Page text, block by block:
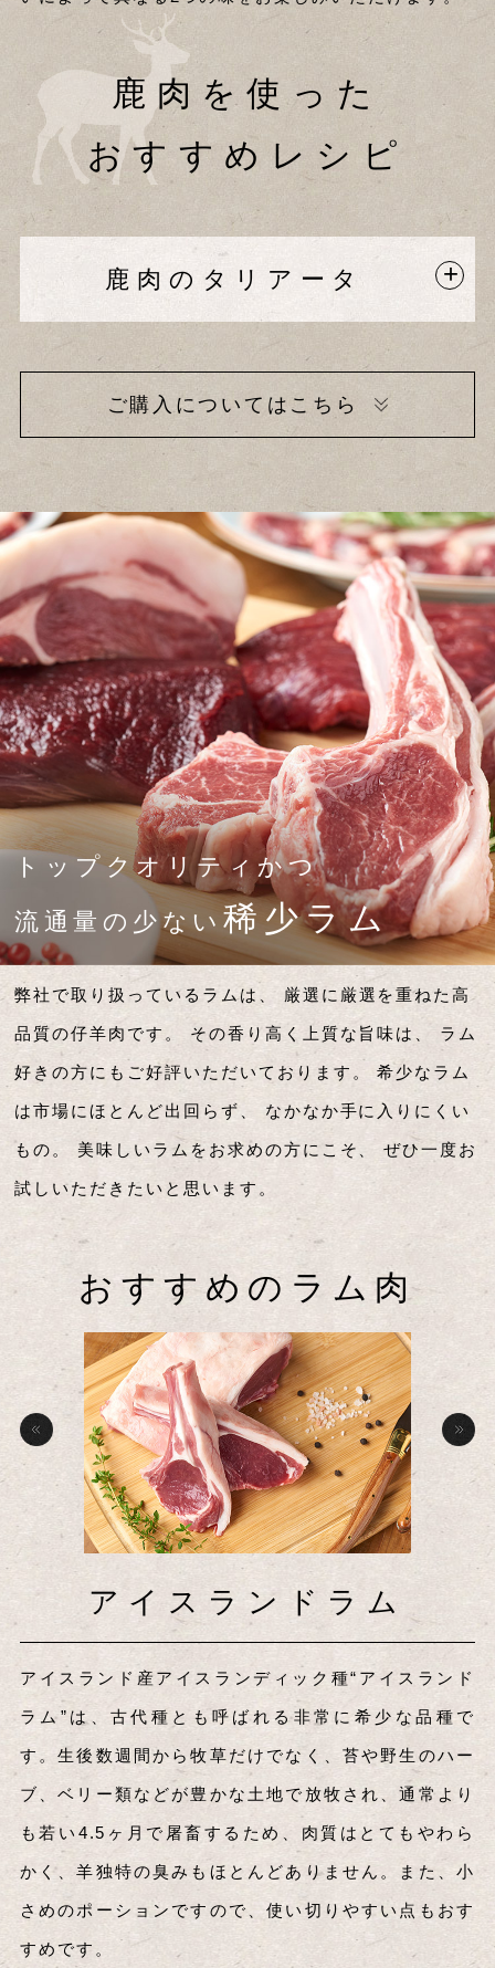
鹿肉を使った
おすすめレシピ
鹿肉のタリアータ
ご購入についてはこちら
トップクオリティかつ
流通量の少ない 稀少ラム
弊社で取り扱っているラムは、 厳選に厳選を重ねた高
品質の仔羊肉です。 その香り高く上質な旨味は、 ラム
好きの方にもご好評いただいております。 希少なラム
は市場にほとんど出回らず、 なかなか手に入りにくい
もの。 美味しいラムをお求めの方にこそ、 ぜひ一度お
試しいただきたいと思います。
おすすめのラム肉
トップパドックのパスチ
ャーフェッドラム
パスチャーフェッドラムとは、栄養価が高く、香りの
良い餌のみを食べて育った仔羊の肉のことを言いま
す。 オーストラリアのビクトリア州で育てられたト
ップパドックのラムは、国内流通0.1％以下と希少価
値が高く、高級ラム肉店の御用達。ラム特有の濃厚
でジューシーな味わいを楽しめます。
アイスランドラム
アイスランド産アイスランディック種“アイスランド
ラム”は、古代種とも呼ばれる非常に希少な品種で
す。生後数週間から牧草だけでなく、苔や野生のハー
ブ、ベリー類などが豊かな土地で放牧され、通常より
も若い4.5ヶ月で屠畜するため、肉質はとてもやわら
かく、羊独特の臭みもほとんどありません。また、小
さめのポーションですので、使い切りやすい点もおす
すめです。